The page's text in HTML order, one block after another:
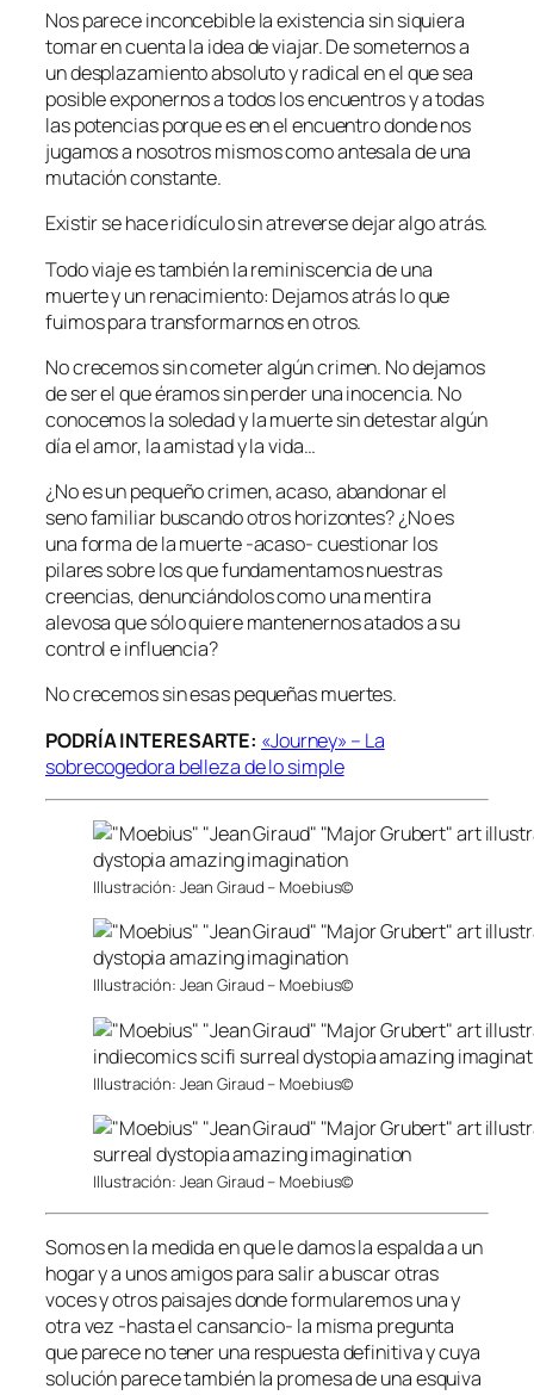
Nos parece inconcebible la existencia sin siquiera
tomar en cuenta la idea de viajar. De someternos a
un desplazamiento absoluto y radical en el que sea
posible exponernos a todos los encuentros y a todas
las potencias porque es en el encuentro donde nos
jugamos a nosotros mismos como antesala de una
mutación constante.
Existir se hace ridículo sin atreverse dejar algo atrás.
Todo viaje es también la reminiscencia de una
muerte y un renacimiento: Dejamos atrás lo que
fuimos para transformarnos en otros.
No crecemos sin cometer algún crimen. No dejamos
de ser el que éramos sin perder una inocencia. No
conocemos la soledad y la muerte sin detestar algún
día el amor, la amistad y la vida…
¿No es un pequeño crimen, acaso, abandonar el
seno familiar buscando otros horizontes? ¿No es
una forma de la muerte -acaso- cuestionar los
pilares sobre los que fundamentamos nuestras
creencias, denunciándolos como una mentira
alevosa que sólo quiere mantenernos atados a su
control e influencia?
No crecemos sin esas pequeñas muertes.
PODRÍA INTERESARTE: «Journey» – La
sobrecogedora belleza de lo simple
Illustración: Jean Giraud – Moebius©
Illustración: Jean Giraud – Moebius©
Illustración: Jean Giraud – Moebius©
Illustración: Jean Giraud – Moebius©
Somos en la medida en que le damos la espalda a un
hogar y a unos amigos para salir a buscar otras
voces y otros paisajes donde formularemos una y
otra vez -hasta el cansancio- la misma pregunta
que parece no tener una respuesta definitiva y cuya
solución parece también la promesa de una esquiva